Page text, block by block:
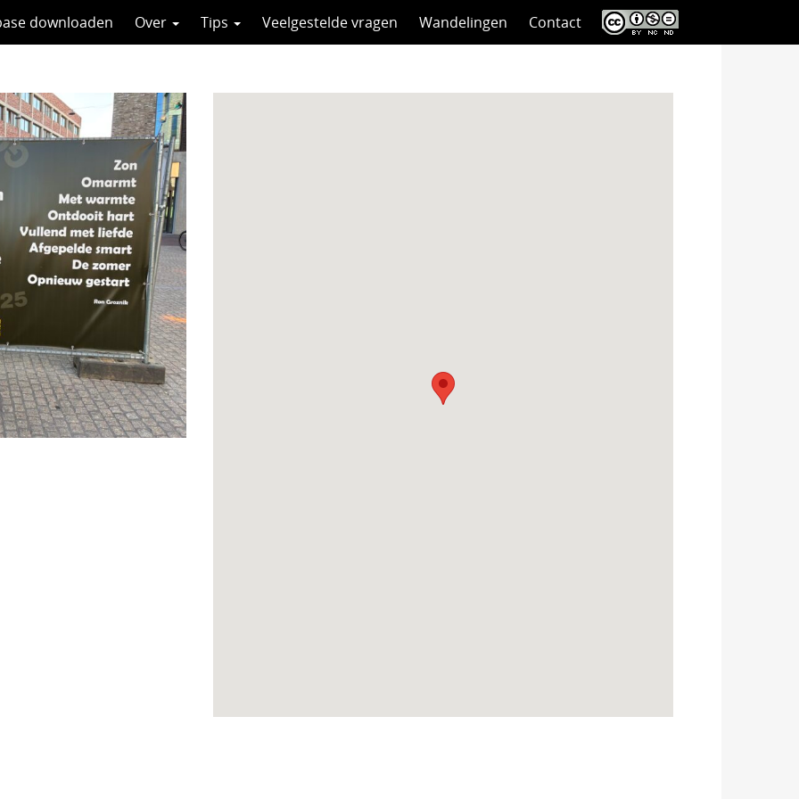
downloaden Over Tips Veelgestelde vragen Wandelingen Contact